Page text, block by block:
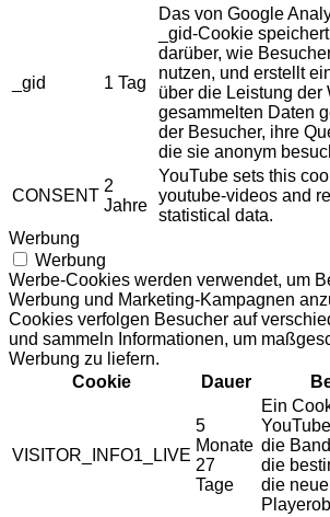
_gid 1 Tag
Das von Google
_gid-Cookie
darüber, wie
nutzen, und erstellt
über die Leistung der
gesammelten Daten
der Besucher, ihre
die sie anonym
CONSENT
2
Jahre
YouTube sets this
youtube-videos and
statistical data.
Werbung
Werbung
Werbe-Cookies werden verwendet, um
Werbung und Marketing-Kampagnen
Cookies verfolgen Besucher auf
und sammeln Informationen, um
Werbung zu liefern.
Cookie
Dauer
VISITOR_INFO1_LIVE
5
Monate
27
Tage
Ein
die
die
die